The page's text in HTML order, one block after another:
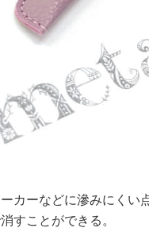
カーなどに滲みにくい
すことができる。